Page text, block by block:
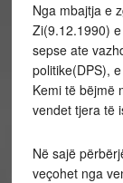
Nga mbajtja e
Zi(9.12.1990)
sepse ate
politike(DPS),
Kemi të bëjmë
vendet tjera të
Në sajë
veçohet nga